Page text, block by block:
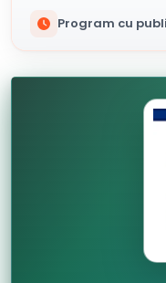
Program cu